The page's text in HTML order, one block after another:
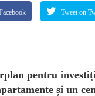
Tweet on
pentru
și un